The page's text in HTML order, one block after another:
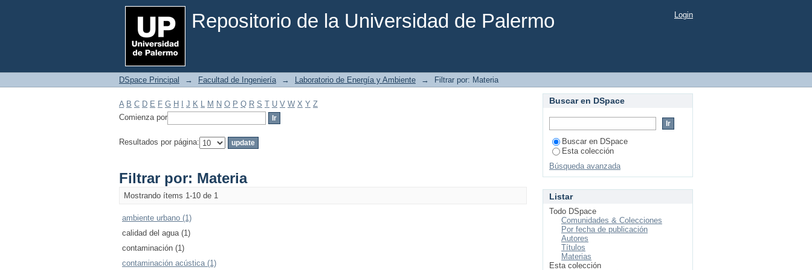
Repositorio de la Universidad de Palermo
Filtrar por: Materia Login
DSpace Principal → Facultad de Ingeniería → Laboratorio de Energía y Ambiente → Filtrar por: Materia
A B C D E F G H J K L M N O P Q R S T U V W X Y Z
Comienza por
Resultados por página:
Filtrar por: Materia
Mostrando ítems 1-10 de 1
ambiente urbano (1)
calidad del agua (1)
contaminación (1)
contaminación acústica (1)
Buscar en DSpace
Buscar en DSpace
Esta colección
Búsqueda avanzada
Listar
Todo DSpace
Comunidades & Colecciones
Por fecha de publicación
Autores
Títulos
Materias
Esta colección